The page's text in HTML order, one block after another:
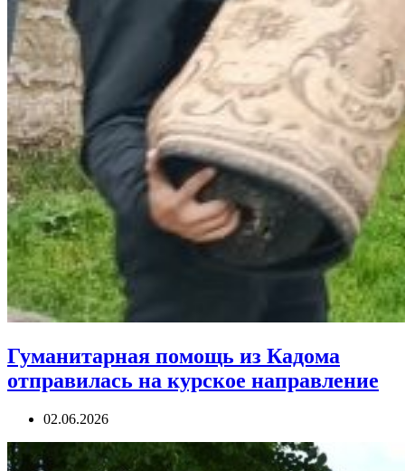
Гуманитарная помощь из Кадома
отправилась на курское направление
02.06.2026